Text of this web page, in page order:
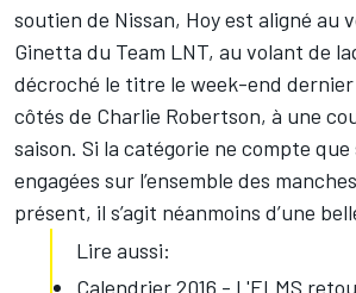
soutien de Nissan, Hoy est aligné au
Ginetta du Team LNT, au volant de
décroché le titre le week-end
côtés de Charlie Robertson, à une
saison. Si la catégorie ne compte que
engagées sur l’ensemble des
présent, il s’agit néanmoins d’une
Lire aussi:
Calendrier 2016 - L'ELMS